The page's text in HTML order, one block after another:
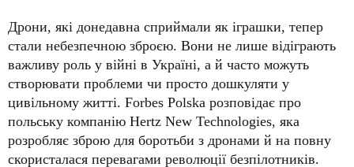
Дрони, які донедавна сприймали як іграшки, тепер
стали небезпечною зброєю. Вони не лише відіграють
важливу роль у війні в Україні, а й часто можуть
створювати проблеми чи просто дошкуляти у
цивільному житті. Forbes Polska розповідає про
польську компанію Hertz New Technologies, яка
розробляє зброю для боротьби з дронами й на повну
скористалася перевагами революції безпілотників.